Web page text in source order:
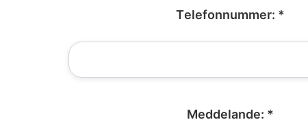
Telefonnummer: *
Meddelande: *